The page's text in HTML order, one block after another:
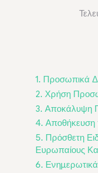
1. Προσωπικά
2. Χρήση
3. Αποκάλυψη
4.
5. Πρόσθετη
Ευρωπαίους
6. Ενημερωτικά